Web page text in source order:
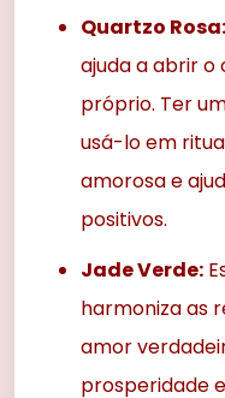
Quartzo Rosa:
ajuda a abrir
próprio. Ter
usá-lo em
amorosa e
positivos.
Jade Verde:
harmoniza as
amor
prosperidade